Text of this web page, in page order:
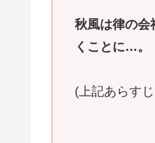
秋風は律の会
くことに…。
(上記あらす